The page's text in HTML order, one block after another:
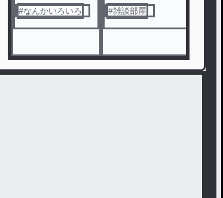
#なんかいろいろ #雑談部屋